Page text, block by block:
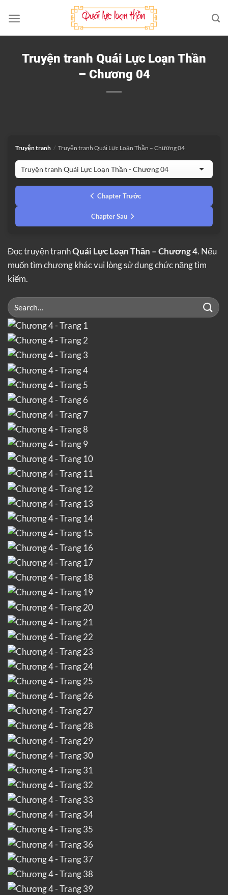
qua
nội
Truyện tranh Quái Lực Loạn Thần
– Chương 04
Truyện tranh / Truyện tranh Quái Lực Loạn Thần – Chương 04
Chapter Trước
Chapter Sau
Đọc truyện tranhQuái Lực Loạn Thần – Chương 4. Nếu
muốn tìm chương khác vui lòng sử dụng chức năng tìm
kiếm.